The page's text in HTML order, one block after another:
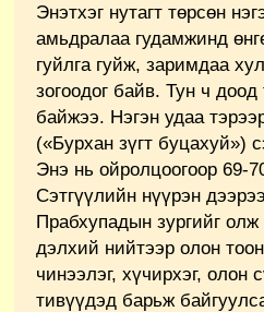
Энэтхэг нутагт төрсөн
амьдралаа гудамжинд
гуйлга гуйж, заримдаа
зогоодог байв. Тун ч
байжээ. Нэгэн удаа
(«Бурхан зүгт буцахуй»)
Энэ нь ойролцоогоор 69-
Сэтгүүлийн нүүрэн
Прабхупадын зургийг
дэлхий нийтээр олон
чинээлэг, хүчирхэг, олон
тивүүдэд барьж